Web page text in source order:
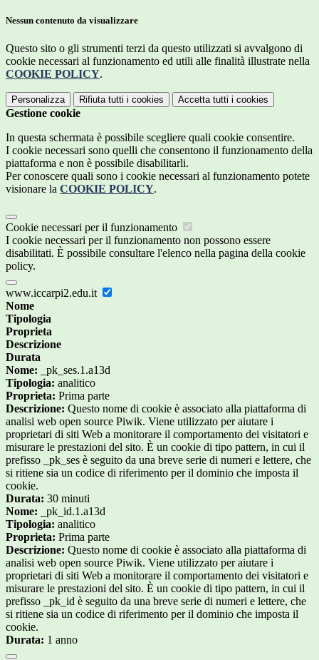
Nessun contenuto da visualizzare
Questo sito o gli strumenti terzi da questo utilizzati si avvalgono di
cookie necessari al funzionamento ed utili alle finalità illustrate nella
COOKIE POLICY.
Personalizza Rifiuta tutti i cookies Accetta tutti i cookies
Gestione cookie
In questa schermata è possibile scegliere quali cookie consentire.
I cookie necessari sono quelli che consentono il funzionamento della
piattaforma e non è possibile disabilitarli.
Per conoscere quali sono i cookie necessari al funzionamento potete
visionare la COOKIE POLICY.
Cookie necessari per il funzionamento
I cookie necessari per il funzionamento non possono essere
disabilitati. È possibile consultare l'elenco nella pagina della cookie
policy.
www.iccarpi2.edu.it
Nome
Tipologia
Proprieta
Descrizione
Durata
Nome: _pk_ses.1.a13d
Tipologia: analitico
Proprieta: Prima parte
Descrizione: Questo nome di cookie è associato alla piattaforma di
analisi web open source Piwik. Viene utilizzato per aiutare i
proprietari di siti Web a monitorare il comportamento dei visitatori e
misurare le prestazioni del sito. È un cookie di tipo pattern, in cui il
prefisso _pk_ses è seguito da una breve serie di numeri e lettere, che
si ritiene sia un codice di riferimento per il dominio che imposta il
cookie.
Durata: 30 minuti
Nome: _pk_id.1.a13d
Tipologia: analitico
Proprieta: Prima parte
Descrizione: Questo nome di cookie è associato alla piattaforma di
analisi web open source Piwik. Viene utilizzato per aiutare i
proprietari di siti Web a monitorare il comportamento dei visitatori e
misurare le prestazioni del sito. È un cookie di tipo pattern, in cui il
prefisso _pk_id è seguito da una breve serie di numeri e lettere, che
si ritiene sia un codice di riferimento per il dominio che imposta il
cookie.
Durata: 1 anno